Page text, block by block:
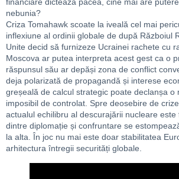
financiare dictează pacea, cine mai are
nebunia?
Criza Tomahawk scoate la iveală cel mai
inflexiune al ordinii globale de după Războiul
Unite decid să furnizeze Ucrainei rachete cu
Moscova ar putea interpreta acest gest ca o
răspunsul său ar depăși zona de conflict
deja polarizată de propagandă și interese
greșeală de calcul strategic poate declanșa o
imposibil de controlat. Spre deosebire de
actualul echilibru al descurajării nucleare este
dintre diplomație și confruntare se
la alta. În joc nu mai este doar stabilitatea
arhitectura întregii securități globale.